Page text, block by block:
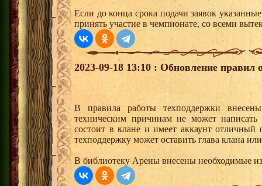
Если до конца срока подачи заявок
принять участие в чемпионате, со всеми
2023-09-18 13:10 : Обновление правил
В правила работы техподдержки
техническим причинам не может
состоит в клане и имеет аккаунт отличный
техподдержку может оставить глава клана
В библиотеку Арены внесены необходимые